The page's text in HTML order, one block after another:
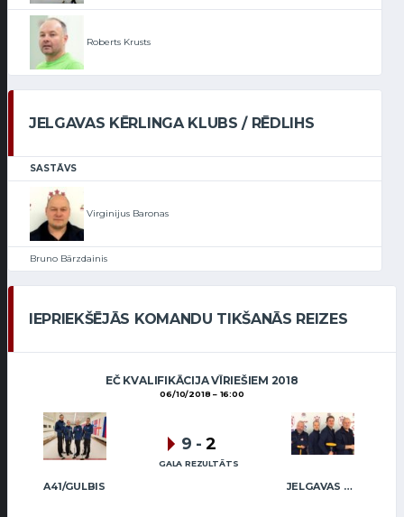
Roberts Krusts
JELGAVAS KĒRLINGA KLUBS / RĒDLIHS
SASTĀVS
Virginijus Baronas
Bruno Bārzdainis
IEPRIEKŠĒJĀS KOMANDU TIKŠANĀS REIZES
EČ KVALIFIKĀCIJA VĪRIEŠIEM 2018
06/10/2018 16:00
A41/GULBIS JELGAVAS KĒRLINGA KLUBS / RĒDLIHS
9 - 2
GALA REZULTĀTS